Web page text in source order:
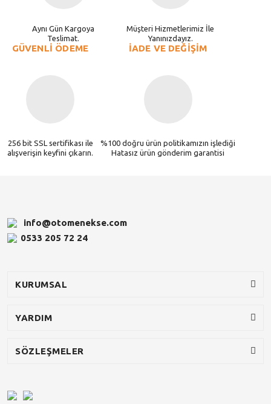
Aynı Gün Kargoya
Teslimat.
Müşteri Hizmetlerimiz İle
Yanınızdayız.
GÜVENLİ ÖDEME
256 bit SSL sertifikası ile
alışverişin keyfini çıkarın.
İADE VE DEĞİŞİM
%100 doğru ürün politikamızın işlediği
Hatasız ürün gönderim garantisi
info@otomenekse.com
0533 205 72 24
KURUMSAL
YARDIM
SÖZLEŞMELER